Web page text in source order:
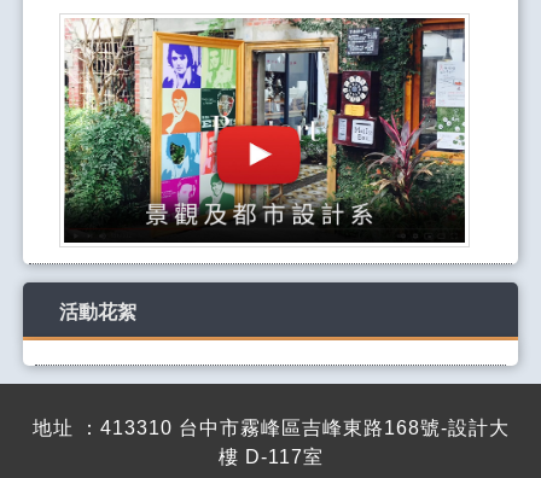
活動花絮
地址 ：413310 台中市霧峰區吉峰東路168號-設計大
樓 D-117室